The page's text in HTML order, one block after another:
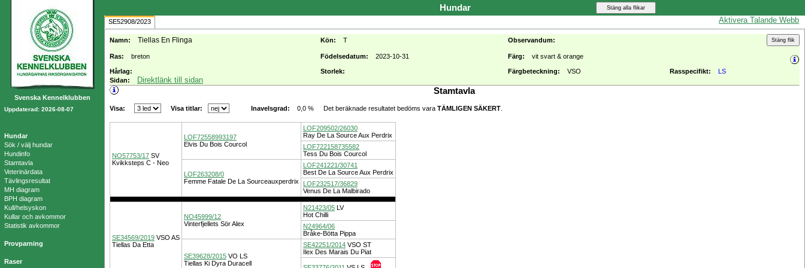
Svenska Kennelklubben
Uppdaterad: 2026-08-07
Hundar
Sök / välj hundar
Hundinfo
Stamtavla
Veterinärdata
Tävlingsresultat
MH diagram
BPH diagram
Kull/helsyskon
Kullar och avkommor
Statistik avkommor
Provparning
Raser
Hundar
Aktivera Talande Webb
SE52908/2023
Namn: Tiellas En Flinga Kön: T Observandum:
Ras: breton Födelsedatum: 2023-10-31 Färg: vit svart & orange
Hårlag: Storlek: Färgbeteckning: VSO Rasspecifikt:
LS
Sidan:
Direktlänk till sidan
Stamtavla
Visa: Visa titlar: Inavelsgrad: 0,0 % Det beräknade resultatet bedöms vara TÄMLIGEN SÄKERT
NO57753/17 SV
Kvikksteps C - Neo
LOF72558993197
Elvis Du Bois Courcol
LOF209502/26030
Ray De La Source Aux Perdrix
LOF722158735582
Tess Du Bois Courcol
LOF263208/0
Femme Fatale De La Sourceauxperdrix
LOF241221/30741
Best De La Source Aux Perdrix
LOF232517/36829
Venus De La Malbirado
SE34569/2019 VSO AS
Tiellas Da Etta
NO45999/12
Vinterfjellets Sör Alex
N21423/05 LV
Hot Chilli
N24964/06
Bråke-Bötta Pippa
SE39628/2015 VO LS
Tiellas Ki Dyra Duracell
SE42251/2014 VSO ST
Ilex Des Marais Du Piat